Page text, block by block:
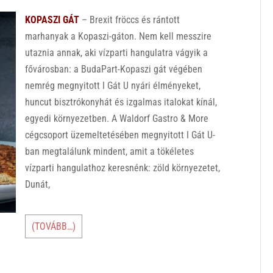
KOPASZI GÁT – Brexit fröccs és rántott
marhanyak a Kopaszi-gáton. Nem kell messzire
utaznia annak, aki vízparti hangulatra vágyik a
fővárosban: a BudaPart-Kopaszi gát végében
nemrég megnyitott I Gát U nyári élményeket,
huncut bisztrókonyhát és izgalmas italokat kínál,
egyedi környezetben. A Waldorf Gastro & More
cégcsoport üzemeltetésében megnyitott I Gát U-
ban megtalálunk mindent, amit a tökéletes
vízparti hangulathoz keresnénk: zöld környezetet,
Dunát,
(TOVÁBB…)